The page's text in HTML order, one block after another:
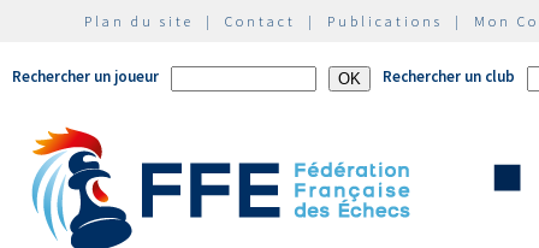
Plan du site | Contact | Publications | Mon
Rechercher un joueur Rechercher un club